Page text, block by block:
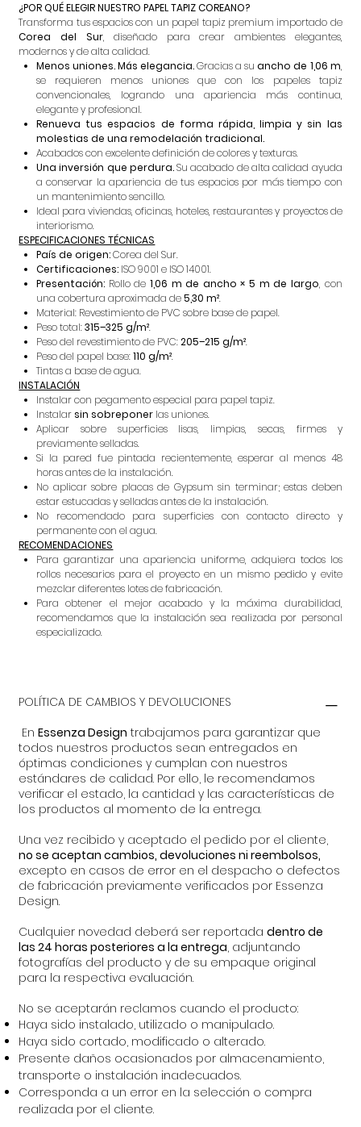
¿POR QUÉ ELEGIR NUESTRO PAPEL TAPIZ COREANO?
Transforma tus espacios con un papel tapiz premium importado de
Corea del Sur, diseñado para crear ambientes elegantes,
modernos y de alta calidad.
Menos uniones. Más elegancia.Gracias a suancho de 1,06 m,
se requieren menos uniones que con los papeles tapiz
convencionales, logrando una apariencia más continua,
elegante y profesional.
Renueva tus espacios de forma rápida, limpia y sin las
molestias de una remodelación tradicional.
Acabados con excelente definición de colores y texturas.
Una inversión que perdura.Su acabado de alta calidad ayuda
a conservar la apariencia de tus espacios por más tiempo con
un mantenimiento sencillo.
Ideal para viviendas, oficinas, hoteles, restaurantes y proyectos de
interiorismo.
ESPECIFICACIONES TÉCNICAS
País de origen:Corea del Sur.
Certificaciones: ISO 9001 e ISO 14001.
Presentación: Rollo de 1,06 m de ancho × 5 m de largo, con
una cobertura aproximada de5,30 m².
Material: Revestimiento de PVC sobre base de papel.
Peso total:315–325 g/m².
Peso del revestimiento de PVC:205–215 g/m².
Peso del papel base:110 g/m².
Tintas a base de agua.
INSTALACIÓN
Instalar con pegamento especial para papel tapiz.
Instalar sin sobreponer las uniones.
Aplicar sobre superficies lisas, limpias, secas, firmes y
previamente selladas.
Si la pared fue pintada recientemente, esperar al menos 48
horas antes de la instalación.
No aplicar sobre placas de Gypsum sin terminar; estas deben
estar estucadas y selladas antes de la instalación.
No recomendado para superficies con contacto directo y
permanente con el agua.
RECOMENDACIONES
Para garantizar una apariencia uniforme, adquiera todos los
rollos necesarios para el proyecto en un mismo pedido y evite
mezclar diferentes lotes de fabricación.
Para obtener el mejor acabado y la máxima durabilidad,
recomendamos que la instalación sea realizada por personal
especializado.
POLÍTICA DE CAMBIOS Y DEVOLUCIONES
EnEssenza Design trabajamos para garantizar que
todos nuestros productos sean entregados en
óptimas condiciones y cumplan con nuestros
estándares de calidad. Por ello, le recomendamos
verificar el estado, la cantidad y las características de
los productos al momento de la entrega.
Una vez recibido y aceptado el pedido por el cliente,
no se aceptan cambios, devoluciones ni reembolsos,
excepto en casos de error en el despacho o defectos
de fabricación previamente verificados por Essenza
Design.
Cualquier novedad deberá ser reportadadentro de
las 24 horas posteriores a la entrega, adjuntando
fotografías del producto y de su empaque original
para la respectiva evaluación.
No se aceptarán reclamos cuando el producto:
Haya sido instalado, utilizado o manipulado.
Haya sido cortado, modificado o alterado.
Presente daños ocasionados por almacenamiento,
transporte o instalación inadecuados.
Corresponda a un error en la selección o compra
realizada por el cliente.